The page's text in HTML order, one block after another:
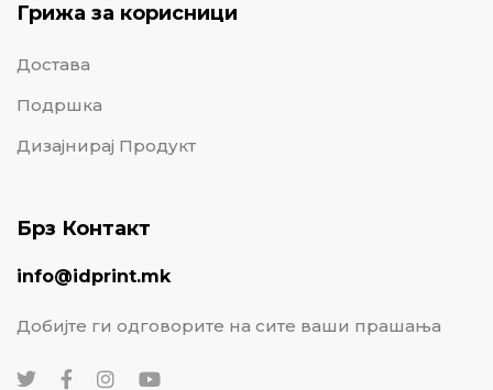
Грижа за корисници
Достава
Подршка
Дизајнирај Продукт
Брз Контакт
info@idprint.mk
Добијте ги одговорите на сите ваши прашања